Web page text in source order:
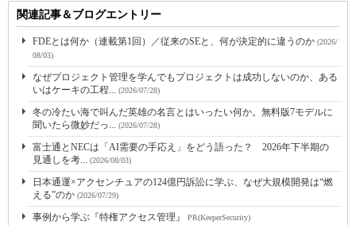
関連記事＆ブログエントリー
FDEとは何か（連載第1回）／従来のSEと、何が決定的に違うのか (2026/
08/03)
なぜプロジェクト管理を学んでもプロジェクトは成功しないのか、ある
いはケーキの工程... (2026/07/28)
冬の冷たい海で叫んだ英雄の名言とはいったい何か。無料版7モデルに
聞いたら微妙だっ... (2026/07/28)
富士通とNECは「AI需要の手応え」をどう語った？ 2026年下半期の
見通しを考... (2026/08/03)
日本通運×アクセンチュアの124億円訴訟に学ぶ、なぜ大規模開発は“燃
える”のか (2026/07/29)
事例から学ぶ『特権アクセス管理』 PR(KeeperSecurity)